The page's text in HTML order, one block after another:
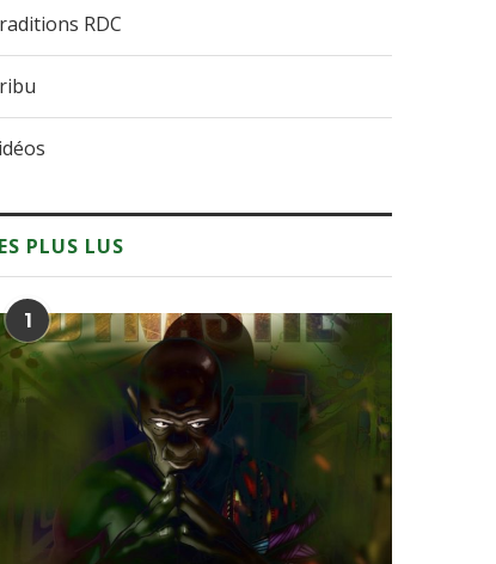
RDC
PLUS LUS
1